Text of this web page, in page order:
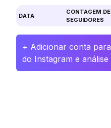
DATA
CONTAGEM DE
SEGUIDORES
+ Adicionar conta
do Instagram e